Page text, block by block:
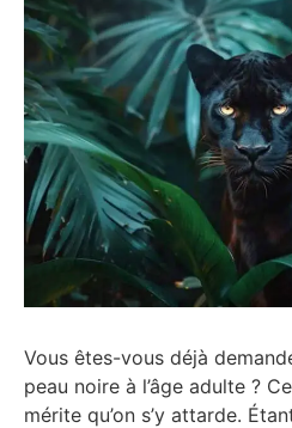
Vous êtes-vous déjà
peau noire à l’âge adulte ?
mérite qu’on s’y attarde.